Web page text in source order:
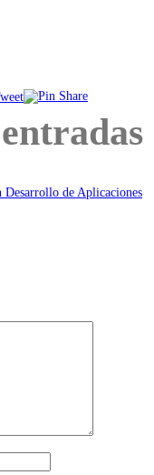
Desarrollo de Aplicaciones